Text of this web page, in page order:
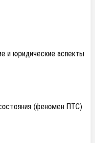
и юридические аспекты
(феномен ПТС)